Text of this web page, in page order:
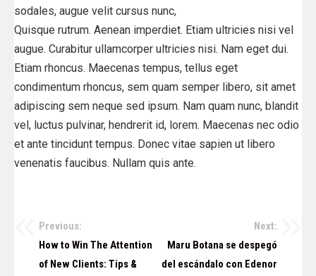
sodales, augue velit cursus nunc,
Quisque rutrum. Aenean imperdiet. Etiam ultricies nisi vel
augue. Curabitur ullamcorper ultricies nisi. Nam eget dui.
Etiam rhoncus. Maecenas tempus, tellus eget
condimentum rhoncus, sem quam semper libero, sit amet
adipiscing sem neque sed ipsum. Nam quam nunc, blandit
vel, luctus pulvinar, hendrerit id, lorem. Maecenas nec odio
et ante tincidunt tempus. Donec vitae sapien ut libero
venenatis faucibus. Nullam quis ante.
Navegación
Previous:
How to Win The Attention
of New Clients: Tips &
Next:
Maru Botana se despegó
del escándalo con Edenor